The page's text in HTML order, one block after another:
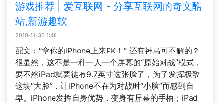
游戏推荐 | 爱互联网 - 分享互联网的奇文酷
站,新游趣软
2010-11-30 1:46
配文：“拿你的iPhone上来PK！” 还有神马可不解的？
很显然，这不是一种一人一个屏幕的“原始对战”模式，
要不然iPad就要徒有9.7英寸这张脸了，为了发挥极致
这块“大脸”，让iPhone不在为对战时“小脸”而感到自
卑。iPhone发挥自身优势，变身有屏幕的手柄；iPad